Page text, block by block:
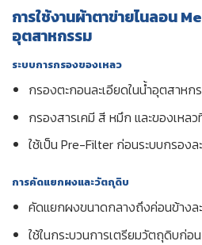
การใช้งานผ้าตาข่ายไนลอน
อุตสาหกรรม
ระบบการกรองของเหลว
กรองตะกอนละเอียดในน้ำอุตสาหก
กรองสารเคมี สี หมึก และของเหล
ใช้เป็น Pre-Filter ก่อนระบบกรองล
การคัดแยกผงและวัตถุดิบ
คัดแยกผงขนาดกลางถึงค่อนข้างล
ใช้ในกระบวนการเตรียมวัตถุดิบก่